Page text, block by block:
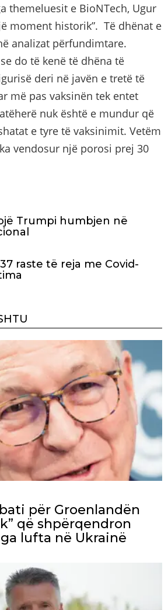
themeluesit e BioNTech, Ugur
moment historik”. Të dhënat e
analizat përfundimtare.
do të kenë të dhëna të
deri në javën e tretë të
më pas vaksinën tek entet
nuk është e mundur që
e tyre të vaksinimit. Vetëm
vendosur një porosi prej 30
Trumpi humbjen në
raste të reja me Covid-
për Groenlandën
që shpërqendron
lufta në Ukrainë